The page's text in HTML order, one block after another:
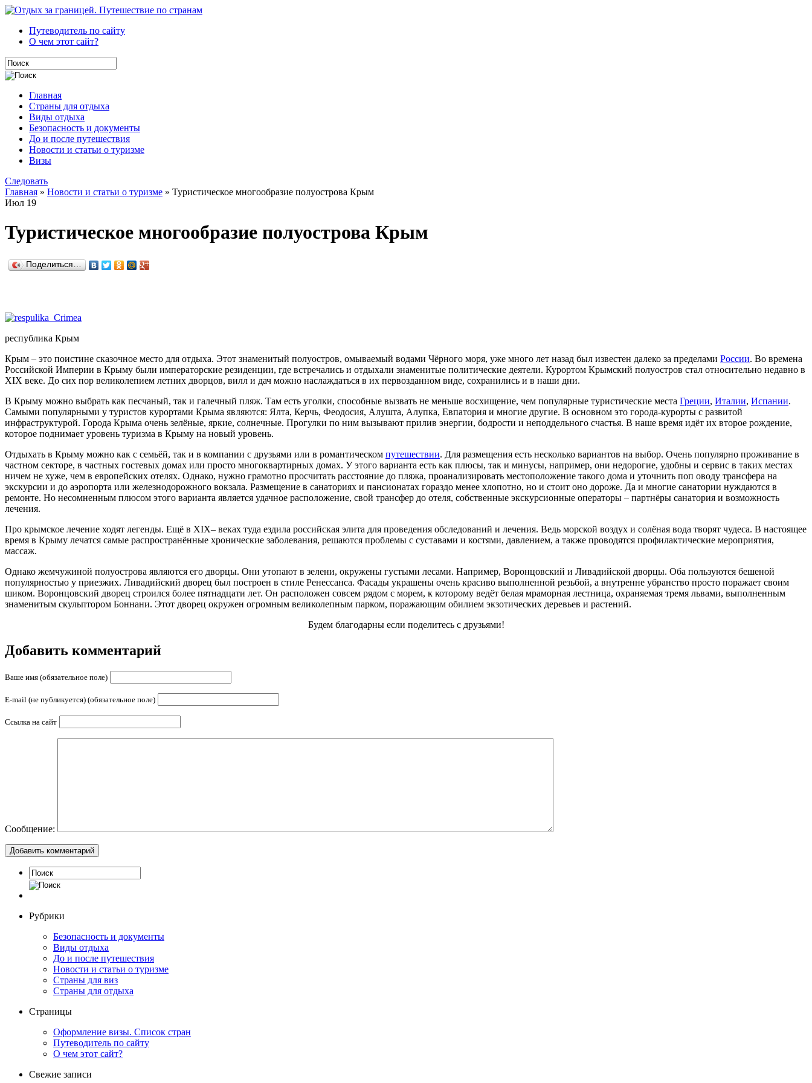
Путеводитель по сайту
О чем этот сайт?
Главная
Страны для отдыха
Виды отдыха
Безопасность и документы
До и после путешествия
Новости и статьи о туризме
Визы
Следовать
Главная » Новости и статьи о туризме » Туристическое многообразие полуострова Крым
Июл 19
Туристическое многообразие полуострова Крым
Поделиться…
республика Крым
Крым – это поистине сказочное место для отдыха. Этот знаменитый полуостров, омываемый водами Чёрного моря, уже много лет назад был известен далеко за пределами России. Во времена
Российской Империи в Крыму были императорские резиденции, где встречались и отдыхали знаменитые политические деятели. Курортом Крымский полуостров стал относительно недавно в
XIX веке. До сих пор великолепием летних дворцов, вилл и дач можно наслаждаться в их первозданном виде, сохранились и в наши дни.
В Крыму можно выбрать как песчаный, так и галечный пляж. Там есть уголки, способные вызвать не меньше восхищение, чем популярные туристические места Греции, Италии, Испании.
Самыми популярными у туристов курортами Крыма являются: Ялта, Керчь, Феодосия, Алушта, Алупка, Евпатория и многие другие. В основном это города-курорты с развитой
инфраструктурой. Города Крыма очень зелёные, яркие, солнечные. Прогулки по ним вызывают прилив энергии, бодрости и неподдельного счастья. В наше время идёт их второе рождение,
которое поднимает уровень туризма в Крыму на новый уровень.
Отдыхать в Крыму можно как с семьёй, так и в компании с друзьями или в романтическом путешествии. Для размещения есть несколько вариантов на выбор. Очень популярно проживание в
частном секторе, в частных гостевых домах или просто многоквартирных домах. У этого варианта есть как плюсы, так и минусы, например, они недорогие, удобны и сервис в таких местах
ничем не хуже, чем в европейских отелях. Однако, нужно грамотно просчитать расстояние до пляжа, проанализировать местоположение такого дома и уточнить поп оводу трансфера на
экскурсии и до аэропорта или железнодорожного вокзала. Размещение в санаториях и пансионатах гораздо менее хлопотно, но и стоит оно дороже. Да и многие санатории нуждаются в
ремонте. Но несомненным плюсом этого варианта является удачное расположение, свой трансфер до отеля, собственные экскурсионные операторы – партнёры санатория и возможность
лечения.
Про крымское лечение ходят легенды. Ещё в XIX– веках туда ездила российская элита для проведения обследований и лечения. Ведь морской воздух и солёная вода творят чудеса. В настоящее
время в Крыму лечатся самые распространённые хронические заболевания, решаются проблемы с суставами и костями, давлением, а также проводятся профилактические мероприятия,
массаж.
Однако жемчужиной полуострова являются его дворцы. Они утопают в зелени, окружены густыми лесами. Например, Воронцовский и Ливадийской дворцы. Оба пользуются бешеной
популярностью у приезжих. Ливадийский дворец был построен в стиле Ренессанса. Фасады украшены очень красиво выполненной резьбой, а внутренне убранство просто поражает своим
шиком. Воронцовский дворец строился более пятнадцати лет. Он расположен совсем рядом с морем, к которому ведёт белая мраморная лестница, охраняемая тремя львами, выполненным
знаменитым скульптором Боннани. Этот дворец окружен огромным великолепным парком, поражающим обилием экзотических деревьев и растений.
Будем благодарны если поделитесь с друзьями!
Добавить комментарий
Ваше имя (обязательное поле)
E-mail (не публикуется) (обязательное поле)
Ссылка на сайт
Сообщение:
Рубрики
Безопасность и документы
Виды отдыха
До и после путешествия
Новости и статьи о туризме
Страны для виз
Страны для отдыха
Страницы
Оформление визы. Список стран
Путеводитель по сайту
О чем этот сайт?
Свежие записи